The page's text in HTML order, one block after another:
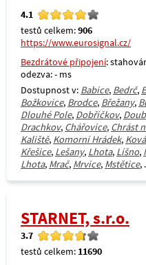
4.1
testů celkem:906
https://www.eurosignal.cz/
Bezdrátové připojení:
odezva: - ms
Dostupnost v: Babice, Bedrč,
Božkovice, Brodce, Břežany,
Dlouhé Pole, Dobříčkov,
Drachkov, Chářovice, Chrást
Kaliště, Komorní Hrádek,
Křešice, Lešany, Lhota, Líšno,
Lhota, Mrač, Mrvice, Mstětice,
STARNET, s.r.o.
3.7
testů celkem: 11690